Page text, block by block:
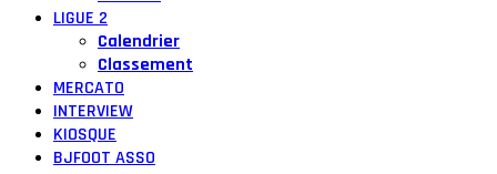
LIGUE 2
Calendrier
Classement
MERCATO
INTERVIEW
KIOSQUE
BJFOOT ASSO